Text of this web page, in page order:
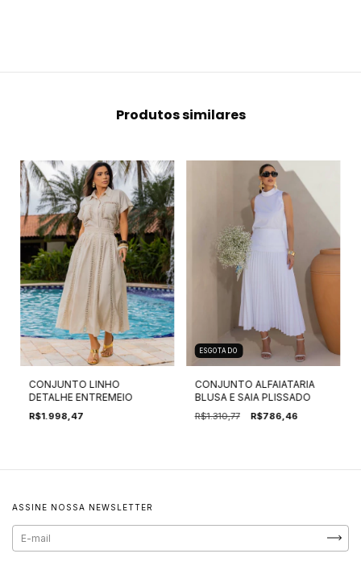
Produtos similares
CONJUNTO LINHO
DETALHE ENTREMEIO
R$1.998,47
ESGOTADO
CONJUNTO ALFAIATARIA
BLUSA E SAIA PLISSADO
R$1.310,77 R$786,46
ASSINE NOSSA NEWSLETTER